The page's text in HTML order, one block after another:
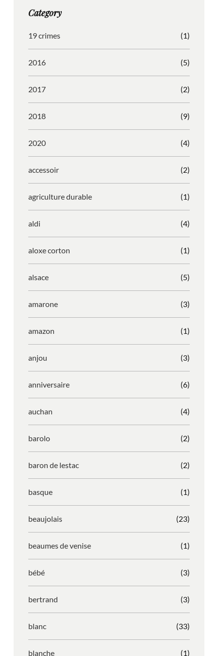
r
m
o
Category
19 crimes (1)
2016 (5)
2017 (2)
2018 (9)
2020 (4)
accessoir (2)
agriculture durable (1)
aldi (4)
aloxe corton (1)
alsace (5)
amarone (3)
amazon (1)
anjou (3)
anniversaire (6)
auchan (4)
barolo (2)
baron de lestac (2)
basque (1)
beaujolais (23)
beaumes de venise (1)
bébé (3)
bertrand (3)
blanc (33)
blanche (1)